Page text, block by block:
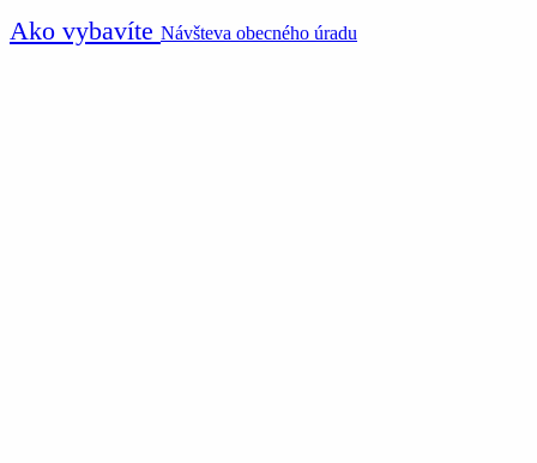
Ako vybavíte Návšteva obecného úradu